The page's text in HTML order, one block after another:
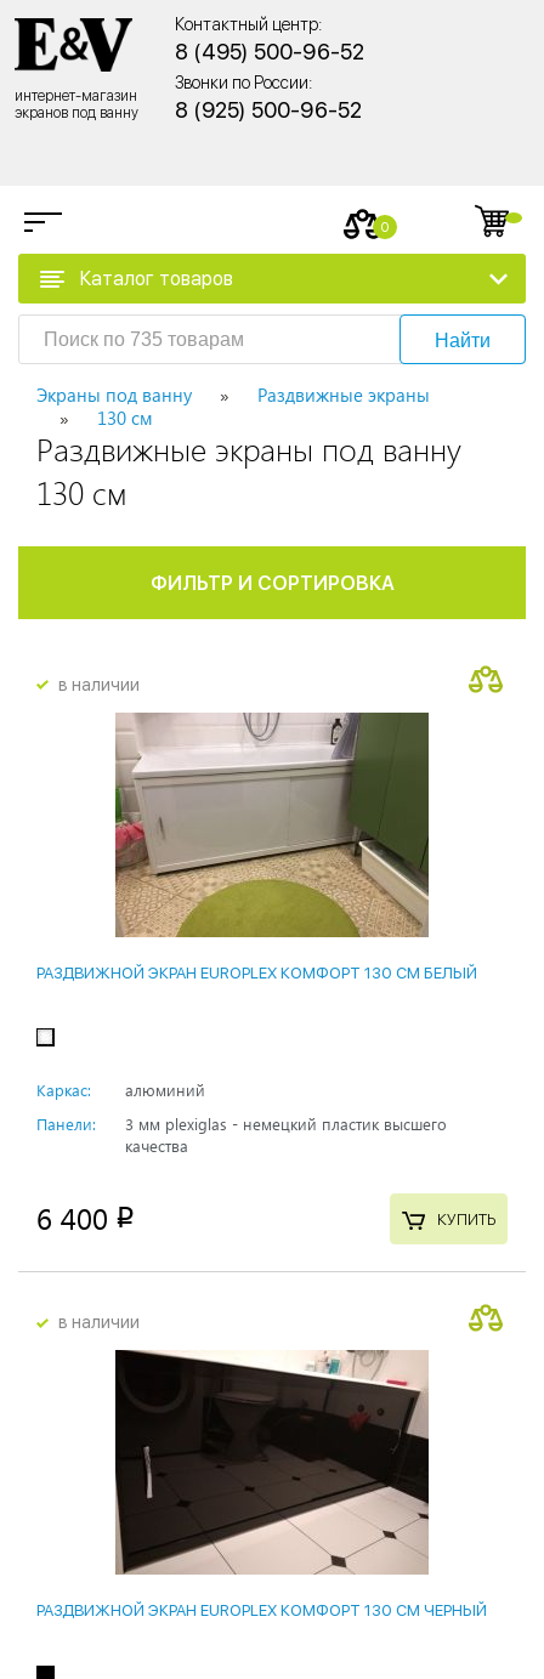
интернет-магазин
экранов под ванну
Контактный центр:
8 (495) 500-96-52
Звонки по России:
8 (925) 500-96-52
0
Каталог товаров
Найти
Экраны под ванну
Раздвижные экраны
130 см
Раздвижные экраны под ванну
130 см
ФИЛЬТР И СОРТИРОВКА
в наличии
РАЗДВИЖНОЙ ЭКРАН EUROPLEX КОМФОРТ 130 СМ БЕЛЫЙ
Каркас:
алюминий
Панели:
3 мм plexiglas - немецкий пластик высшего
качества
6 400 p КУПИТЬ
в наличии
РАЗДВИЖНОЙ ЭКРАН EUROPLEX КОМФОРТ 130 СМ ЧЕРНЫЙ